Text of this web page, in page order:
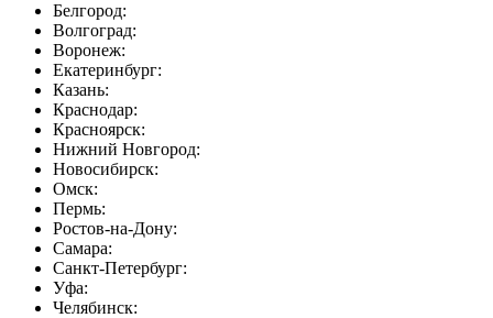
Белгород:
Волгоград:
Воронеж:
Екатеринбург:
Казань:
Краснодар:
Красноярск:
Нижний Новгород:
Новосибирск:
Омск:
Пермь:
Ростов-на-Дону:
Самара:
Санкт-Петербург:
Уфа:
Челябинск: